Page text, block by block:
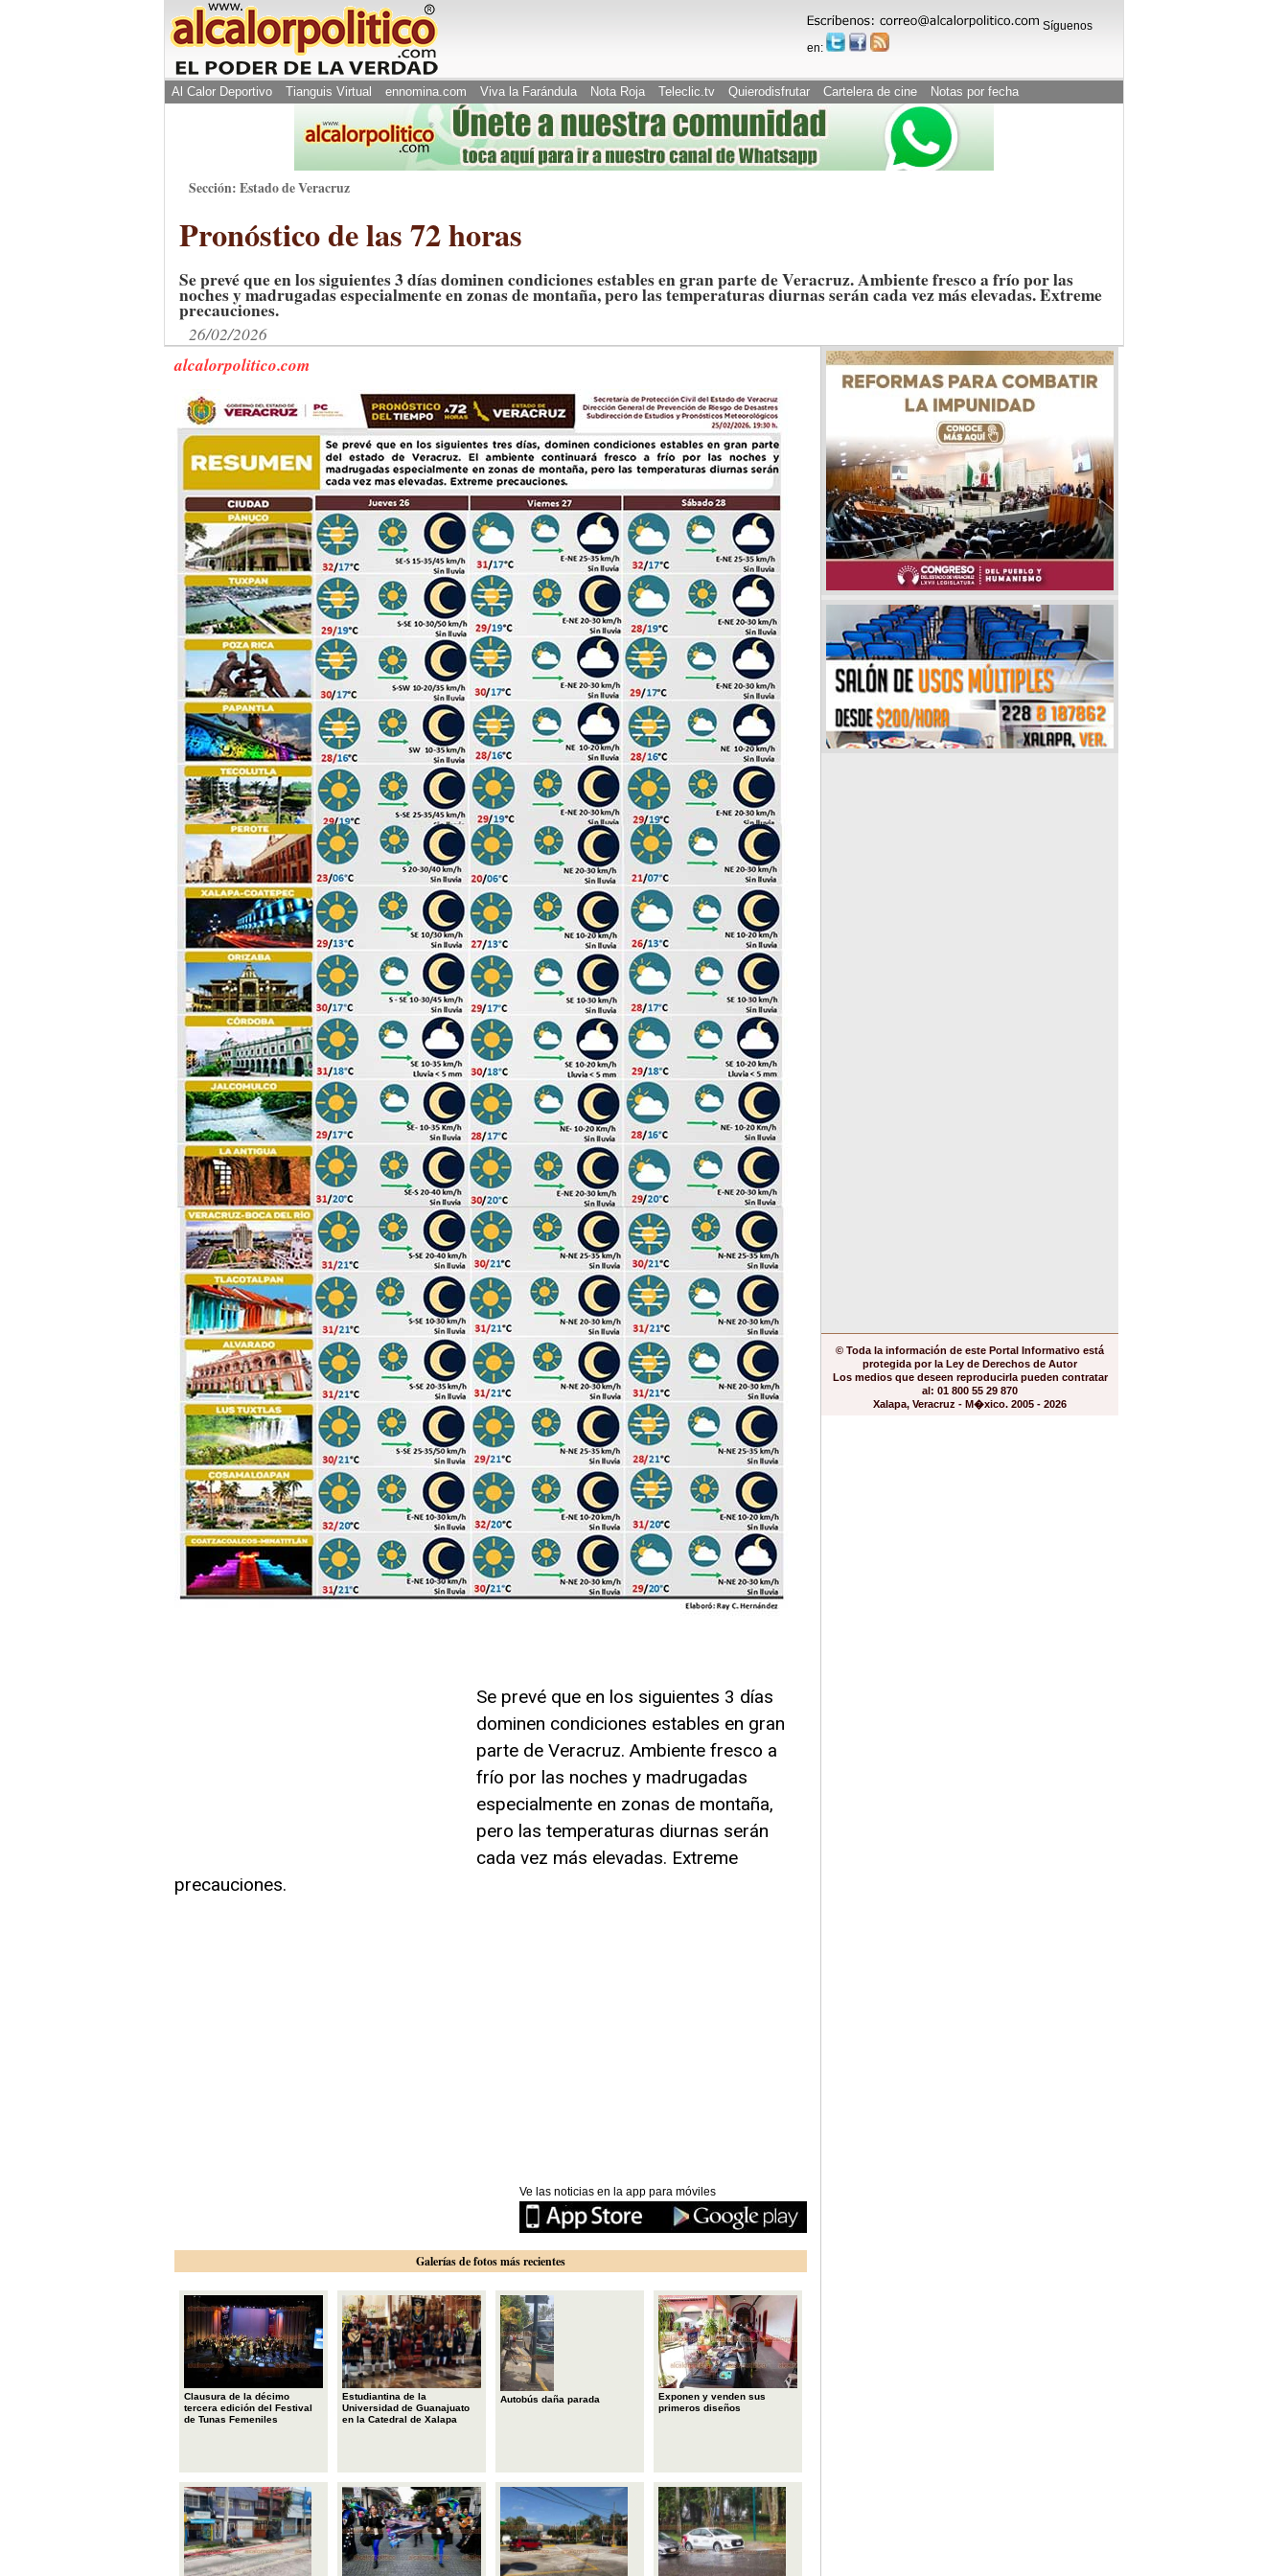
Síguenos
en:
Al Calor Deportivo Tianguis Virtual ennomina.com Viva la Farándula Nota Roja Teleclic.tv Quierodisfrutar Cartelera de cine Notas por fecha
Sección: Estado de Veracruz
Pronóstico de las 72 horas
Se prevé que en los siguientes 3 días dominen condiciones estables en gran parte de Veracruz. Ambiente fresco a frío por las
noches y madrugadas especialmente en zonas de montaña, pero las temperaturas diurnas serán cada vez más elevadas. Extreme
precauciones.
26/02/2026
alcalorpolitico.com
Se prevé que en los siguientes 3 días
dominen condiciones estables en gran
parte de Veracruz. Ambiente fresco a
frío por las noches y madrugadas
especialmente en zonas de montaña,
pero las temperaturas diurnas serán
cada vez más elevadas. Extreme
precauciones.
Ve las noticias en la app para móviles
Galerías de fotos más recientes
Clausura de la décimo
tercera edición del Festival
de Tunas Femeniles
Estudiantina de la
Universidad de Guanajuato
en la Catedral de Xalapa
Autobús daña parada
Exponen y venden sus
primeros diseños
© Toda la información de este Portal Informativo está
protegida por la Ley de Derechos de Autor
Los medios que deseen reproducirla pueden contratar
al: 01 800 55 29 870
Xalapa, Veracruz - M�xico. 2005 - 2026